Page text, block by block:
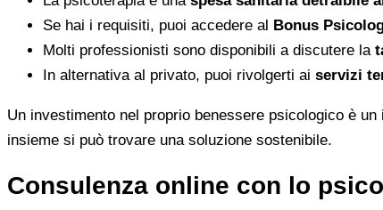
Se hai i requisiti, puoi accedere al Bonus
Molti professionisti sono disponibili a discutere la
In alternativa al privato, puoi rivolgerti ai servizi
Un investimento nel proprio benessere psicologico è
insieme si può trovare una soluzione sostenibile.
Consulenza online con lo